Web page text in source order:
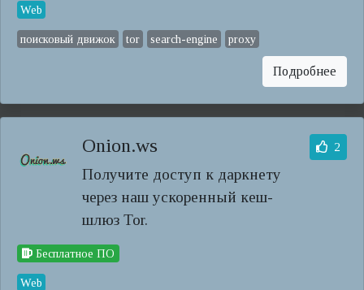
Web
поисковый движок tor search-engine proxy
Подробнее
Onion.ws
Получите доступ к даркнету
через наш ускоренный кеш-
шлюз Tor.
2
Бесплатное ПО
Web